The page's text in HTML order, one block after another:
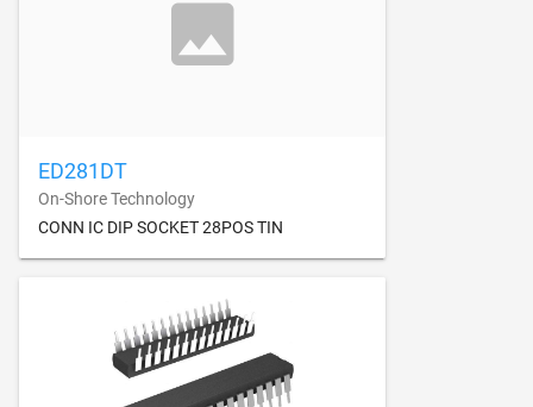
ED281DT
On-Shore Technology
CONN IC DIP SOCKET 28POS TIN